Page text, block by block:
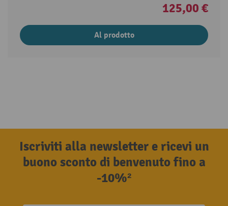
125,00 €
Al prodotto
Iscriviti alla newsletter e ricevi un
buono sconto di benvenuto fino a
-10%²